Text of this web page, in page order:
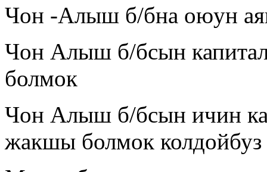
Чон -Алыш б/бна оюун
Чон Алыш б/бсын
болмок
Чон Алыш б/бсын ичин
жакшы болмок колдойбуз